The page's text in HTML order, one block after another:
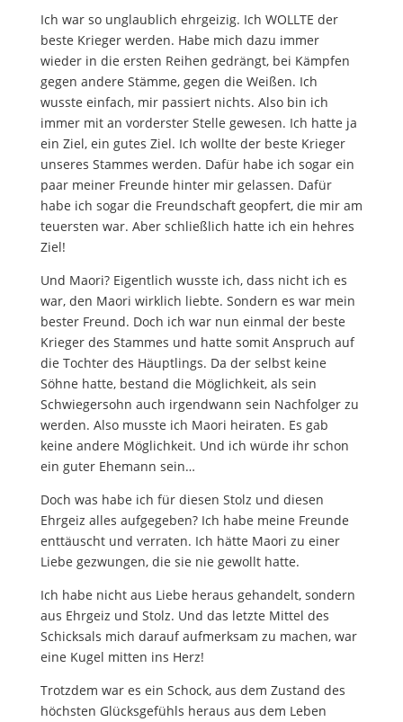
Ich war so unglaublich ehrgeizig. Ich WOLLTE der
beste Krieger werden. Habe mich dazu immer
wieder in die ersten Reihen gedrängt, bei Kämpfen
gegen andere Stämme, gegen die Weißen. Ich
wusste einfach, mir passiert nichts. Also bin ich
immer mit an vorderster Stelle gewesen. Ich hatte ja
ein Ziel, ein gutes Ziel. Ich wollte der beste Krieger
unseres Stammes werden. Dafür habe ich sogar ein
paar meiner Freunde hinter mir gelassen. Dafür
habe ich sogar die Freundschaft geopfert, die mir am
teuersten war. Aber schließlich hatte ich ein hehres
Ziel!
Und Maori? Eigentlich wusste ich, dass nicht ich es
war, den Maori wirklich liebte. Sondern es war mein
bester Freund. Doch ich war nun einmal der beste
Krieger des Stammes und hatte somit Anspruch auf
die Tochter des Häuptlings. Da der selbst keine
Söhne hatte, bestand die Möglichkeit, als sein
Schwiegersohn auch irgendwann sein Nachfolger zu
werden. Also musste ich Maori heiraten. Es gab
keine andere Möglichkeit. Und ich würde ihr schon
ein guter Ehemann sein…
Doch was habe ich für diesen Stolz und diesen
Ehrgeiz alles aufgegeben? Ich habe meine Freunde
enttäuscht und verraten. Ich hätte Maori zu einer
Liebe gezwungen, die sie nie gewollt hatte.
Ich habe nicht aus Liebe heraus gehandelt, sondern
aus Ehrgeiz und Stolz. Und das letzte Mittel des
Schicksals mich darauf aufmerksam zu machen, war
eine Kugel mitten ins Herz!
Trotzdem war es ein Schock, aus dem Zustand des
höchsten Glücksgefühls heraus aus dem Leben